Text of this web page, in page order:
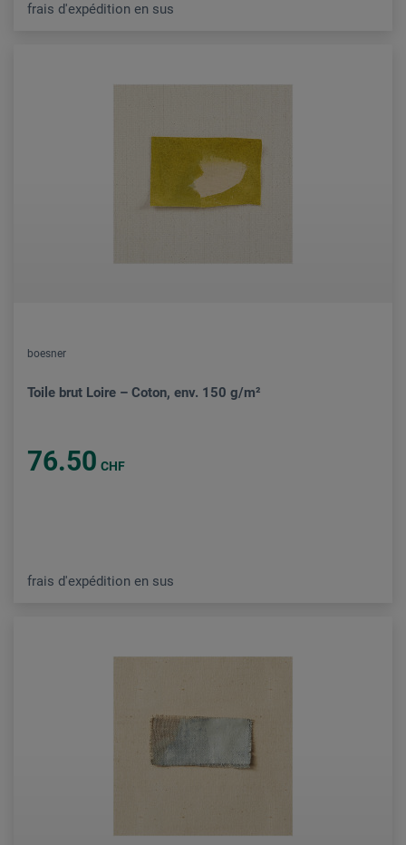
frais d'expédition en sus
boesner
Toile brut Loire – Coton, env. 150 g/m²
76.50 CHF
frais d'expédition en sus